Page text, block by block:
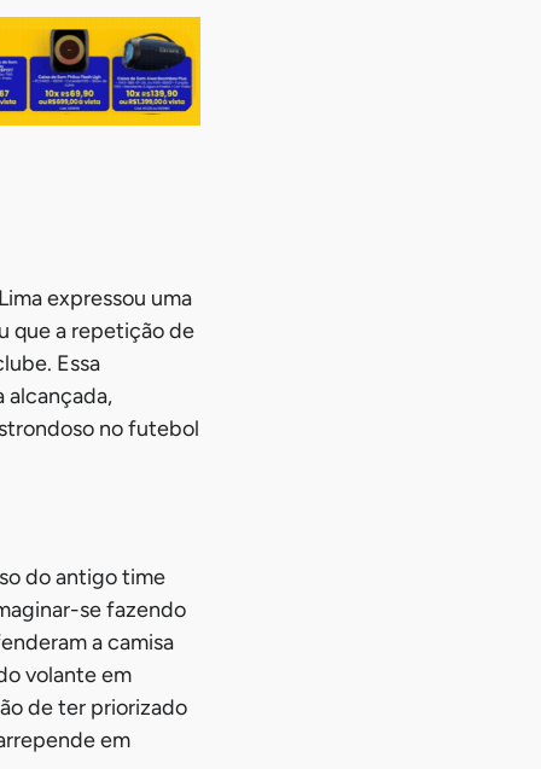
expressou uma
que a repetição de
Essa
alcançada,
no futebol
do antigo time
se fazendo
a camisa
volante em
de ter priorizado
em